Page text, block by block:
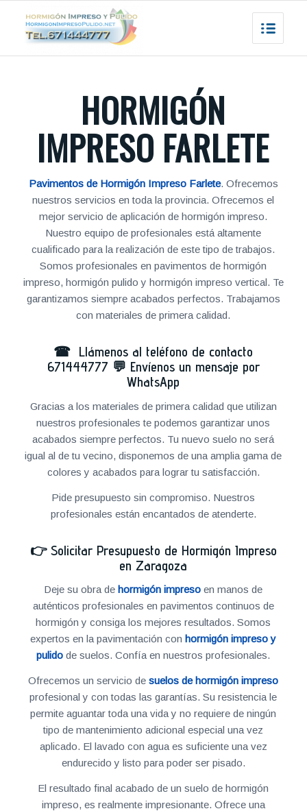
HORMIGÓN
IMPRESO FARLETE
Pavimentos de Hormigón Impreso Farlete. Ofrecemos
nuestros servicios en toda la provincia. Ofrecemos el
mejor servicio de aplicación de hormigón impreso.
Nuestro equipo de profesionales está altamente
cualificado para la realización de este tipo de trabajos.
Somos profesionales en pavimentos de hormigón
impreso, hormigón pulido y hormigón impreso vertical. Te
garantizamos siempre acabados perfectos. Trabajamos
con materiales de primera calidad.
☎ Llámenos al teléfono de contacto
671444777 💬 Envíenos un mensaje por
WhatsApp
Gracias a los materiales de primera calidad que utilizan
nuestros profesionales te podemos garantizar unos
acabados siempre perfectos. Tu nuevo suelo no será
igual al de tu vecino, disponemos de una amplia gama de
colores y acabados para lograr tu satisfacción.
Pide presupuesto sin compromiso. Nuestros
profesionales están encantados de atenderte.
👉 Solicitar Presupuesto de Hormigón Impreso
en Zaragoza
Deje su obra dehormigón impreso en manos de
auténticos profesionales en pavimentos continuos de
hormigón y consiga los mejores resultados. Somos
expertos en la pavimentación conhormigón impreso y
pulido de suelos. Confía en nuestros profesionales.
Ofrecemos un servicio desuelos de hormigón impreso
profesional y con todas las garantías. Su resistencia le
permite aguantar toda una vida y no requiere de ningún
tipo de mantenimiento adicional especial una vez
aplicado. El lavado con agua es suficiente una vez
endurecido y listo para poder ser pisado.
El resultado final acabado de un suelo de hormigón
impreso, es realmente impresionante. Ofrece una